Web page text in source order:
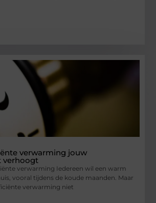
verwarming jouw
verhoogt
verwarming Iedereen wil een warm
vooral tijdens de koude maanden. Maar
verwarming niet